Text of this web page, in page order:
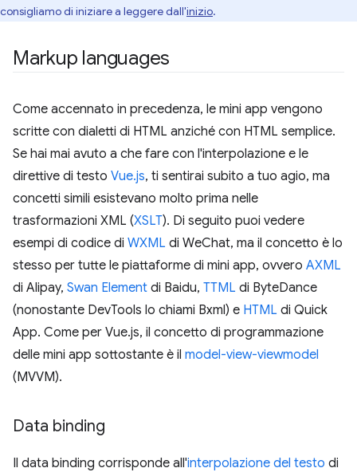
consigliamo di iniziare a leggere dall'inizio.
Markup languages
Come accennato in precedenza, le mini app vengono
scritte con dialetti di HTML anziché con HTML semplice.
Se hai mai avuto a che fare con l'interpolazione e le
direttive di testo Vue.js, ti sentirai subito a tuo agio, ma
concetti simili esistevano molto prima nelle
trasformazioni XML (XSLT). Di seguito puoi vedere
esempi di codice di WXML di WeChat, ma il concetto è lo
stesso per tutte le piattaforme di mini app, ovvero AXML
di Alipay, Swan Element di Baidu, TTML di ByteDance
(nonostante DevTools lo chiami Bxml) e HTML di Quick
App. Come per Vue.js, il concetto di programmazione
delle mini app sottostante è il model-view-viewmodel
(MVVM).
Data binding
Il data binding corrisponde all'interpolazione del testo di